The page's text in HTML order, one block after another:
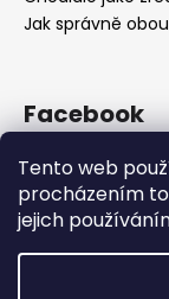
Tento web
procházením
jejich
Jak správně
Facebook